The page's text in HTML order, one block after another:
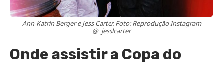
Ann-Katrin Berger e Jess Carter. Foto: Reprodução Instagram
@_jesslcarter
Onde assistir a Copa do